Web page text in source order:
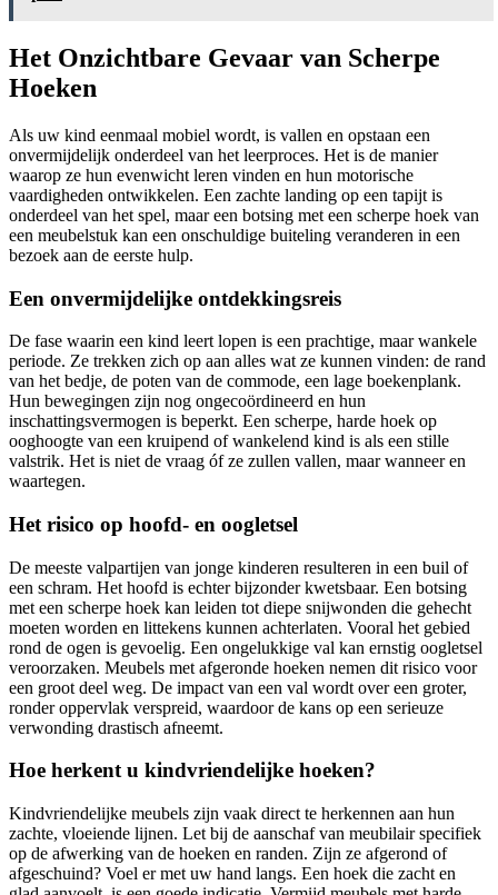
Het Onzichtbare Gevaar van Scherpe
Hoeken
Als uw kind eenmaal mobiel wordt, is vallen en opstaan een
onvermijdelijk onderdeel van het leerproces. Het is de manier
waarop ze hun evenwicht leren vinden en hun motorische
vaardigheden ontwikkelen. Een zachte landing op een tapijt is
onderdeel van het spel, maar een botsing met een scherpe hoek van
een meubelstuk kan een onschuldige buiteling veranderen in een
bezoek aan de eerste hulp.
Een onvermijdelijke ontdekkingsreis
De fase waarin een kind leert lopen is een prachtige, maar wankele
periode. Ze trekken zich op aan alles wat ze kunnen vinden: de rand
van het bedje, de poten van de commode, een lage boekenplank.
Hun bewegingen zijn nog ongecoördineerd en hun
inschattingsvermogen is beperkt. Een scherpe, harde hoek op
ooghoogte van een kruipend of wankelend kind is als een stille
valstrik. Het is niet de vraag óf ze zullen vallen, maar wanneer en
waartegen.
Het risico op hoofd- en oogletsel
De meeste valpartijen van jonge kinderen resulteren in een buil of
een schram. Het hoofd is echter bijzonder kwetsbaar. Een botsing
met een scherpe hoek kan leiden tot diepe snijwonden die gehecht
moeten worden en littekens kunnen achterlaten. Vooral het gebied
rond de ogen is gevoelig. Een ongelukkige val kan ernstig oogletsel
veroorzaken. Meubels met afgeronde hoeken nemen dit risico voor
een groot deel weg. De impact van een val wordt over een groter,
ronder oppervlak verspreid, waardoor de kans op een serieuze
verwonding drastisch afneemt.
Hoe herkent u kindvriendelijke hoeken?
Kindvriendelijke meubels zijn vaak direct te herkennen aan hun
zachte, vloeiende lijnen. Let bij de aanschaf van meubilair specifiek
op de afwerking van de hoeken en randen. Zijn ze afgerond of
afgeschuind? Voel er met uw hand langs. Een hoek die zacht en